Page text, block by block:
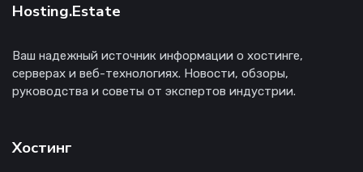
Hosting.Estate
Ваш надежный источник информации о хостинге,
серверах и веб-технологиях. Новости, обзоры,
руководства и советы от экспертов индустрии.
Хостинг